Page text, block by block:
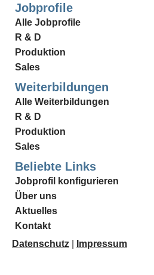
Jobprofile
Alle Jobprofile
R & D
Produktion
Sales
Weiterbildungen
Alle Weiterbildungen
R & D
Produktion
Sales
Beliebte Links
Jobprofil konfigurieren
Über uns
Aktuelles
Kontakt
Datenschutz
Impressum